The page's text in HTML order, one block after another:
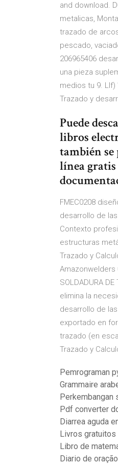
and download.
metalicas,
trazado de
pescado,
206965406
una pieza
medios tu 9. Llf)
Trazado y
Puede
libros
también
línea
FMEC0208
desarrollo de
Contexto
estructuras
Trazado y
Amazonwelders
SOLDADURA
elimina la
desarrollo de
exportado en
trazado (en
Trazado y
Pemrograman
Grammaire
Perkembangan
Pdf converter
Diarrea aguda
Livros
Libro de
Diario de